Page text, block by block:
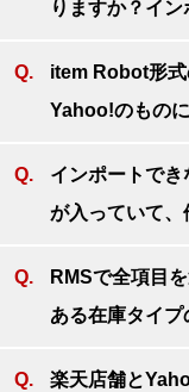
りますか？イ
item Robot形
Yahoo!のもの
インポートで
が入っていて
RMSで全項目
ある在庫タイ
楽天店舗と